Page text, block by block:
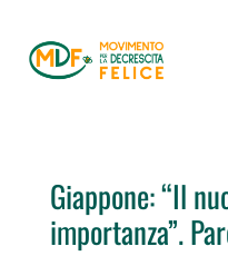
Giappone: “Il
importanza”.